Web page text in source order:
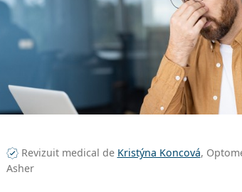
Revizuit medical de Kristýna Koncová,
Asher